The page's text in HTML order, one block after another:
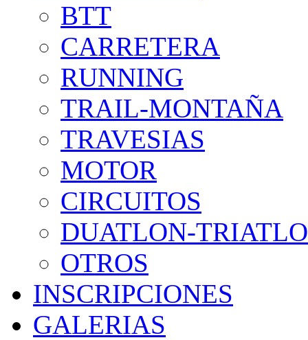
BTT
CARRETERA
RUNNING
TRAIL-MONTAÑA
TRAVESIAS
MOTOR
CIRCUITOS
DUATLON-
OTROS
INSCRIPCIONES
GALERIAS